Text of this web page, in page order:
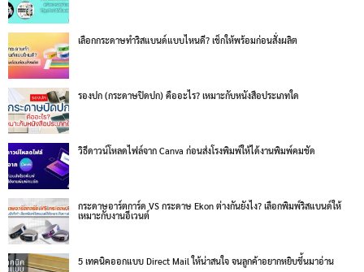
เลือกกระดาษทำริสแบนด์แบบไหนดี? เช็กให้พร้อมก่อนสั่งผลิต
รองปก (กระดาษปิดปก) คืออะไร? เหมาะกับหนังสือประเภทใด
วิธีดาวน์โหลดไฟล์จาก Canva ก่อนส่งโรงพิมพ์ให้ได้งานพิมพ์คมชัด
กระดาษอาร์ตการ์ด VS กระดาษ Ekon ต่างกันยังไง? เลือกพิมพ์ริสแบนด์ให้
เหมาะกับงานอีเวนต์
5 เทคนิคออกแบบ Direct Mail ให้น่าสนใจ จนลูกค้าอยากหยิบขึ้นมาอ่าน